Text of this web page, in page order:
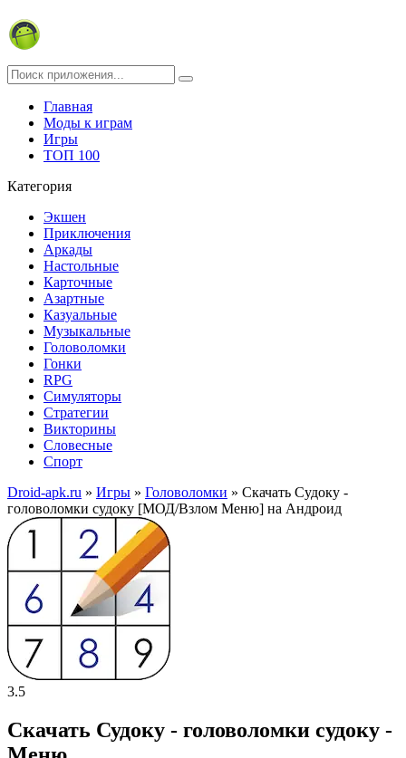
Главная
Моды к играм
Игры
ТОП 100
Категория
Экшен
Приключения
Аркады
Настольные
Карточные
Азартные
Казуальные
Музыкальные
Головоломки
Гонки
RPG
Симуляторы
Стратегии
Викторины
Словесные
Спорт
Droid-apk.ru » Игры » Головоломки » Скачать Судоку -
головоломки судоку [МОД/Взлом Меню] на Андроид
3.5
Скачать Судоку - головоломки судоку -